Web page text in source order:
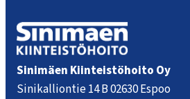
Sinimäen Kiinteistöhoito Oy
Sinikalliontie 14 B 02630 Espoo